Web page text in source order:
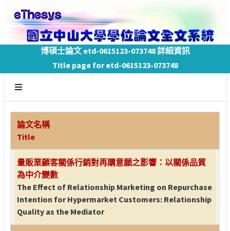
博碩士論文 etd-0615123-073748 詳細資訊
Title page for etd-0615123-073748
論文名稱
Title
量販業顧客關係行銷對再購意願之影響：以關係品質
為中介變數
The Effect of Relationship Marketing on Repurchase
Intention for Hypermarket Customers: Relationship
Quality as the Mediator